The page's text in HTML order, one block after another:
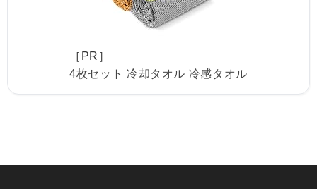
［PR］
4枚セット 冷却タオル 冷感タオル